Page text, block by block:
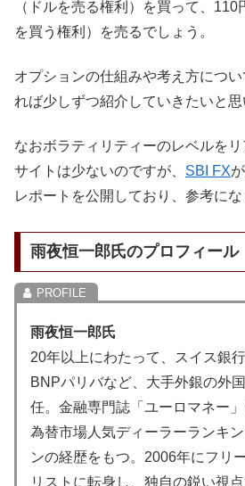
（ドルを売る権利）を買って、
を買う権利）を売るでしょう。
オプションの仕組みや考え方につ
れば少しずつ紹介していきたいと思
なおボラティリティーのレベルを
サイトは少ないのですが、 SBI FX
レポートを公開しており、参考にな
雨夜恒一郎氏のプロフィール
雨夜恒一郎氏
20年以上にわたって、スイス銀
BNPパリバなど、大手外銀の外
任。金融専門誌「ユーロマネー
為替市場人気ディーラーランキ
ンの経歴をもつ。2006年にフリ
リストに転身し、独自の鋭い視